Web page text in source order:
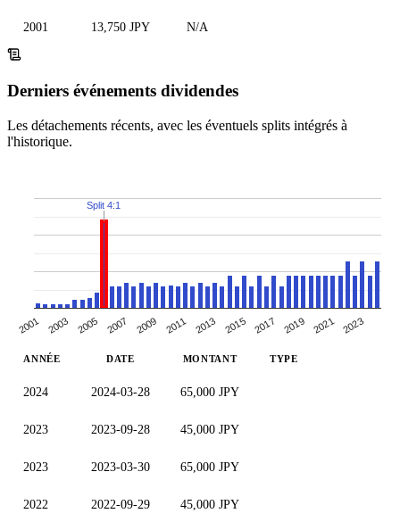
2001 13,750 JPY N/A
Derniers événements dividendes
Les détachements récents, avec les éventuels splits intégrés à
l'historique.
2001 2003 2005 2007 2009 2011 2013 2015 2017 2019 2021 2023
Split 4:1
ANNÉE DATE MONTANT TYPE
2024 2024-03-28 65,000 JPY
2023 2023-09-28 45,000 JPY
2023 2023-03-30 65,000 JPY
2022 2022-09-29 45,000 JPY